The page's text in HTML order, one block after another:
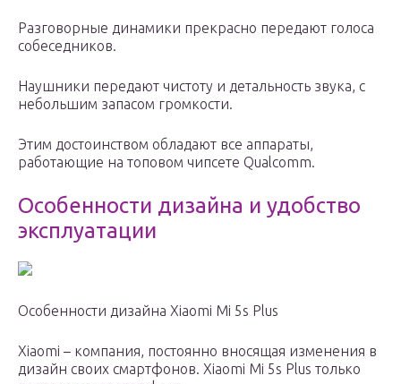
Разговорные динамики прекрасно передают голоса
собеседников.
Наушники передают чистоту и детальность звука, с
небольшим запасом громкости.
Этим достоинством обладают все аппараты,
работающие на топовом чипсете Qualcomm.
Особенности дизайна и удобство
эксплуатации
Особенности дизайна Xiaomi Mi 5s Plus
Xiaomi – компания, постоянно вносящая изменения в
дизайн своих смартфонов. Xiaomi Mi 5s Plus только